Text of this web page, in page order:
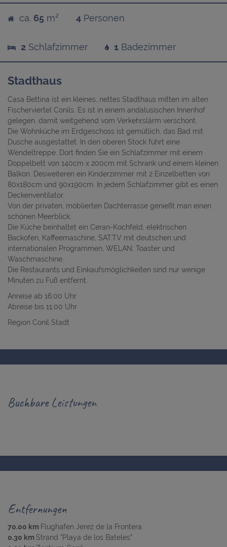
ca. 65 m² 4 Personen
2 Schlafzimmer 1 Badezimmer
Stadthaus
Casa Bettina ist ein kleines, nettes Stadthaus mitten im alten
Fischerviertel Conils. Es ist in einem andalusischen Innenhof
gelegen, damit weitgehend vom Verkehrslärm verschont.
Die Wohnküche im Erdgeschoss ist gemütlich, das Bad mit
Dusche ausgestattet. In den oberen Stock führt eine
Wendeltreppe. Dort finden Sie ein Schlafzimmer mit einem
Doppelbett von 140cm x 200cm mit Schrank und einem kleinen
Balkon. Desweiteren ein Kinderzimmer mit 2 Einzelbetten von
80x180cm und 90x190cm. In jedem Schlafzimmer gibt es einen
Deckenventilator.
Von der privaten, möblierten Dachterrasse genießt man einen
schönen Meerblick.
Die Küche beinhaltet ein Ceran-Kochfeld, elektrischen
Backofen, Kaffeemaschine, SAT.TV mit deutschen und
internationalen Programmen, WELAN; Toaster und
Waschmaschine.
Die Restaurants und Einkaufsmöglichkeiten sind nur wenige
Minuten zu Fuß entfernt.
Anreise ab 16:00 Uhr
Abreise bis 11:00 Uhr
Region Conil Stadt
Buchbare Leistungen
Entfernungen
70.00 km Flughafen Jerez de la Frontera
0.30 km Strand "Playa de los Bateles"